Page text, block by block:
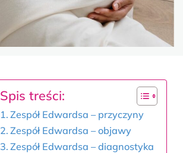
Spis treści:
Zespół Edwardsa – przyczyny
Zespół Edwardsa – objawy
Zespół Edwardsa – diagnostyka